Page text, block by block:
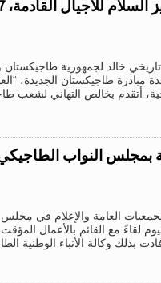
تاريخي خالد لجمهورية
مبادرة طاجيكستان الجديدة،
النواب الطاجيكي
العامة والإعلام في
لقاءً مع القائم بالأعمال
بذلك وكالة الأنباء الوطنية